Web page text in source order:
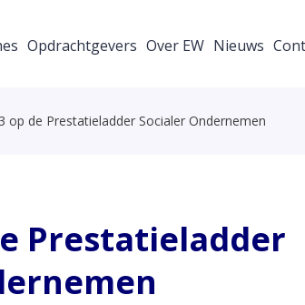
Opdrachtgevers Over EW Nieuws
op de Prestatieladder Socialer Ondernemen
Prestatieladder